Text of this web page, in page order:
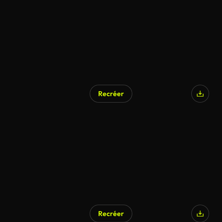
Recréer
Recréer